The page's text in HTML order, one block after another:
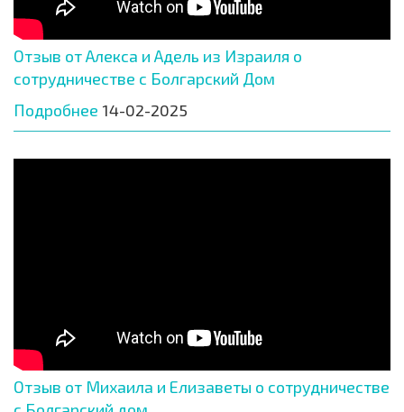
Отзыв от Алекса и Адель из Израиля о
сотрудничестве с Болгарский Дом
Подробнее 14-02-2025
Отзыв от Михаила и Елизаветы о сотрудничестве